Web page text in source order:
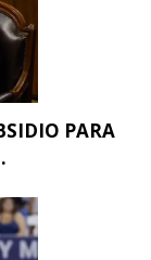
PARA